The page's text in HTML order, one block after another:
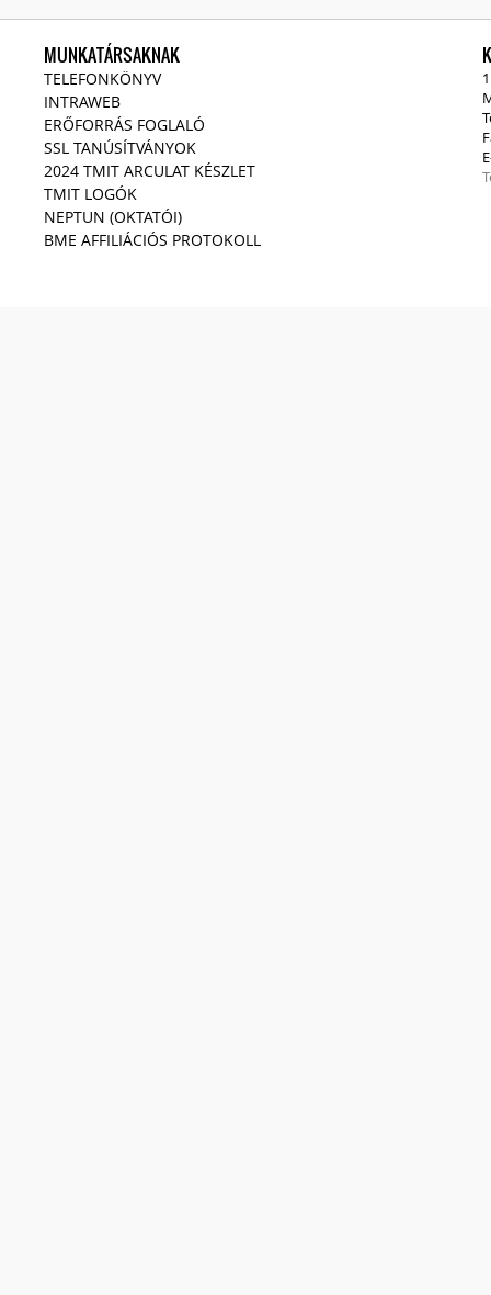
MUNKATÁRSAKNAK
TELEFONKÖNYV
INTRAWEB
ERŐFORRÁS FOGLALÓ
SSL TANÚSÍTVÁNYOK
2024 TMIT ARCULAT KÉSZLET
TMIT LOGÓK
NEPTUN (OKTATÓI)
BME AFFILIÁCIÓS PROTOKOLL